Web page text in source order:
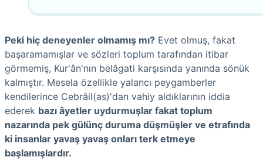
Peki hiç deneyenler olmamış mı? Evet olmuş, fakat
başaramamışlar ve sözleri toplum tarafından itibar
görmemiş, Kur'ân'nın belâgati karşısında yanında sönük
kalmıştır. Mesela özellikle yalancı peygamberler
kendilerince Cebrâil(as)'dan vahiy aldıklarının iddia
ederek bazı âyetler uydurmuşlar fakat toplum
nazarında pek gülünç duruma düşmüşler ve etrafında
ki insanlar yavaş yavaş onları terk etmeye
başlamışlardır.